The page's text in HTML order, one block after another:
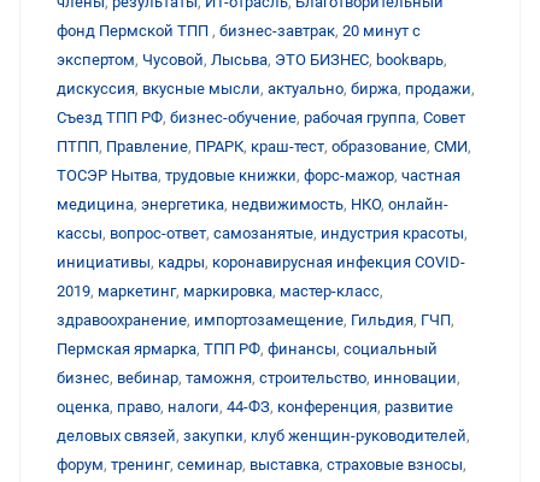
фонд Пермской ТПП , бизнес-завтрак, 20 минут с
экспертом, Чусовой, Лысьва, ЭТО БИЗНЕС, bookварь,
дискуссия, вкусные мысли, актуально, биржа, продажи,
Съезд ТПП РФ, бизнес-обучение, рабочая группа, Совет
ПТПП, Правление, ПРАРК, краш-тест, образование, СМИ,
ТОСЭР Нытва, трудовые книжки, форс-мажор, частная
медицина, энергетика, недвижимость, НКО, онлайн-
кассы, вопрос-ответ, самозанятые, индустрия красоты,
инициативы, кадры, коронавирусная инфекция COVID-
2019, маркетинг, маркировка, мастер-класс,
здравоохранение, импортозамещение, Гильдия, ГЧП,
Пермская ярмарка, ТПП РФ, финансы, социальный
бизнес, вебинар, таможня, строительство, инновации,
оценка, право, налоги, 44-ФЗ, конференция, развитие
деловых связей, закупки, клуб женщин-руководителей,
форум, тренинг, семинар, выставка, страховые взносы,